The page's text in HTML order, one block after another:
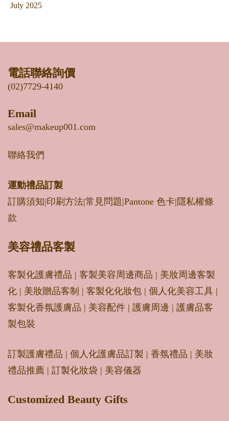
July 2025
電話聯絡詢價
(02)7729-4140
Email
sales@makeup001.com
聯絡我們
運動禮品訂製
訂購須知|印刷方法|常見問題|Pantone 色卡| 隱私權條
款
美容禮品客製
客製化護膚禮品 | 客製美容周邊商品 | 美妝周邊客製
化 | 美妝贈品客制 | 客製化化妝包 | 個人化美容工具 |
客製化香氛護膚品 | 美容配件 | 護膚周邊 | 護膚品客
製包裝
訂製護膚禮品 | 個人化護膚品訂製 | 香氛禮品 | 美妝
禮品推薦 | 訂製化妝袋 | 美容儀器
Customized Beauty Gifts